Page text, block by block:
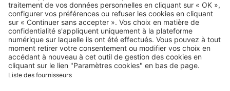
Qui sommes-nous ?
Contacter le service client
Nous rejoindre
Presse